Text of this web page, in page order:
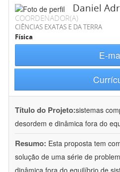
Daniel
COORDENADOR(A)
CIÊNCIAS EXATAS E DA TERRA
Física
E-
Título do Projeto:sistemas
desordem e dinâmica fora do
Resumo: Esta proposta tem
solução de uma série de